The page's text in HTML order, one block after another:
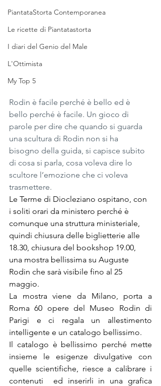
PiantataStorta Contemporanea
Le ricette di Piantatastorta
I diari del Genio del Male
L'Ottimista
My Top 5
Rodin è facile perché è bello ed è
bello perché è facile. Un gioco di
parole per dire che quando si guarda
una scultura di Rodin non si ha
bisogno della guida, si capisce subito
di cosa si parla, cosa voleva dire lo
scultore l’emozione che ci voleva
trasmettere.
Le Terme di Diocleziano ospitano, con
i soliti orari da ministero perché è
comunque una struttura ministeriale,
quindi chiusura delle biglietterie alle
18.30, chiusura del bookshop 19.00,
una mostra bellissima su Auguste
Rodin che sarà visibile fino al 25
maggio.
La mostra viene da Milano, porta a
Roma 60 opere del Museo Rodin di
Parigi e ci regala un allestimento
intelligente e un catalogo bellissimo.
Il catalogo è bellissimo perché mette
insieme le esigenze divulgative con
quelle scientifiche, riesce a calibrare i
contenuti  ed inserirli in una grafica